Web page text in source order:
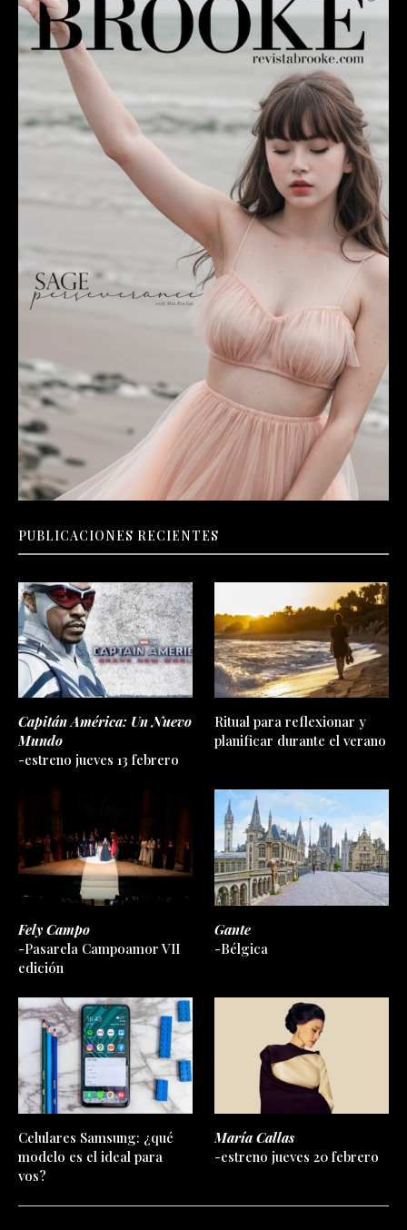
PUBLICACIONES RECIENTES
Capitán América: Un Nuevo
Mundo
-estreno jueves 13 febrero
Ritual para reflexionar y
planificar durante el verano
Fely Campo
-Pasarela Campoamor VII
edición
Gante
-Bélgica
Celulares Samsung: ¿qué
modelo es el ideal para
vos?
María Callas
-estreno jueves 20 febrero